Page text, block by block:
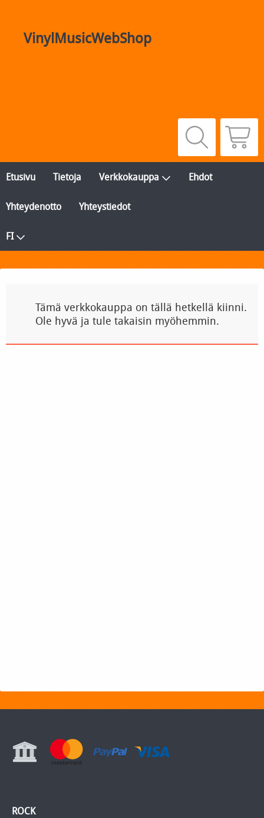
VinylMusicWebShop
Etusivu Tietoja Verkkokauppa Ehdot
Yhteydenotto Yhteystiedot
FI
Tämä verkkokauppa on tällä hetkellä kiinni.
Ole hyvä ja tule takaisin myöhemmin.
ROCK